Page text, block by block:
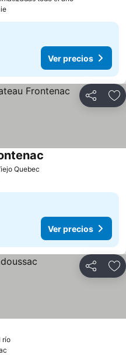
Ver precios
Compartir
Quebec
Ver precios
Compartir
río